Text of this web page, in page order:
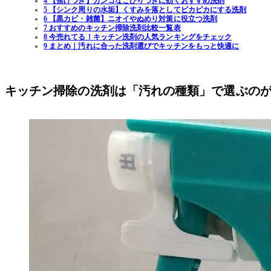
5 【シンク周りの水垢】くすみを落としてピカピカにする洗剤
6 【黒カビ・雑菌】ニオイやぬめり対策に役立つ洗剤
7 おすすめのキッチン掃除洗剤比較一覧表
8 今売れてる！キッチン洗剤の人気ランキングをチェック
9 まとめ｜汚れに合った洗剤選びでキッチンをもっと快適に
キッチン掃除の洗剤は「汚れの種類」で選ぶの